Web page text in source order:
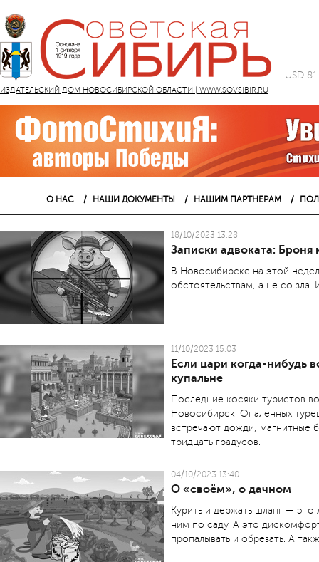
ИЗДАТЕЛЬСКИЙ ДОМ НОВОСИБИРСКОЙ ОБЛАСТИ | WWW.SOVSIBIR.RU
USD
О НАС НАШИ ДОКУМЕНТЫ НАШИМ ПАРТНЕРАМ
18/10/2023 13:28
Записки адвоката: Броня
В Новосибирске на этой
обстоятельствам, а не со зла.
11/10/2023 15:03
Если цари когда-нибудь
купальне
Последние косяки туристов
Новосибирск. Опаленных
встречают дожди, магнитные
тридцать градусов.
04/10/2023 13:40
О «своём», о дачном
Курить и держать шланг — это
ним по саду. А это
пропалывать и обрезать. А